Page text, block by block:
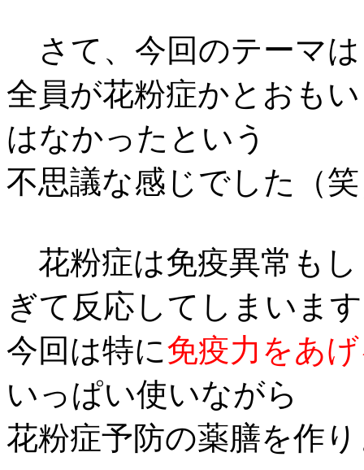
さて、今回のテーマ
全員が花粉症かとおも
はなかったという
不思議な感じでした（
花粉症は免疫異常も
ぎて反応してしまいま
今回は特に免疫力をあげ
いっぱい使いながら
花粉症予防の薬膳を作